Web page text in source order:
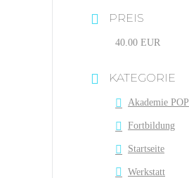
PREIS
40.00 EUR
KATEGORIE
Akademie POP
Fortbildung
Startseite
Werkstatt